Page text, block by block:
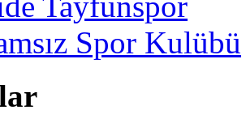
Spor Kulübü